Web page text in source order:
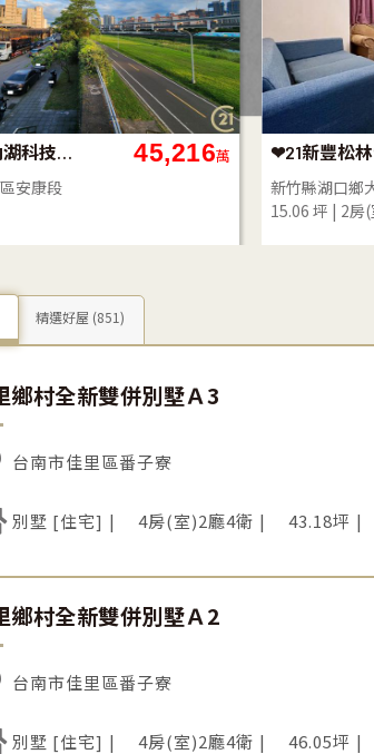
3,380萬
(253)大安公園電梯採光
瑞安街
臺中市和平區
57.48 坪
5房
精選好屋 (851)
鄉村全新雙併別墅Ａ3
台南市佳里區番子寮
別墅 [住宅] 4房(室)2廳4衛 43.18坪
鄉村全新雙併別墅Ａ2
台南市佳里區番子寮
別墅 [住宅] 4房(室)2廳4衛 46.05坪